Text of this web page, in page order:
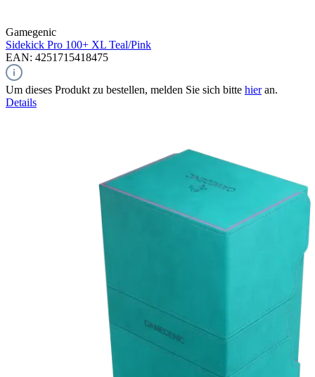
Gamegenic
Sidekick Pro 100+ XL Teal/Pink
EAN: 4251715418475
Um dieses Produkt zu bestellen, melden Sie sich bitte hieran.
Details